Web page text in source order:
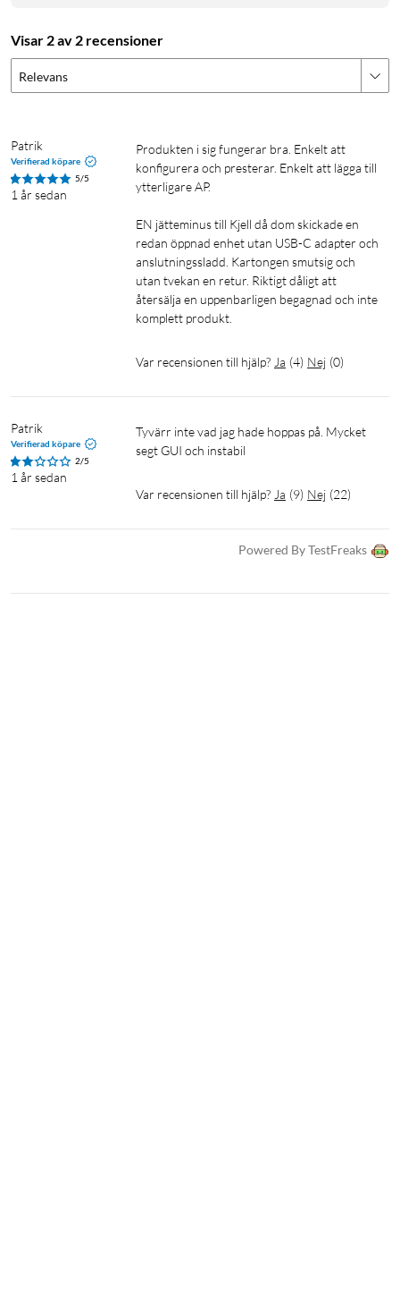
Zero wait DFS: Yes
Supported Data Rates
802.11g: 6, 9, 12, 18, 24, 36, 48, 54 Mbps
802.11n (WiFi 4): 6.5 Mbps to 300 Mbps (MCS0 - MCS15, HT
20/40)
NSS1/2, VHT 20/40/80/160)
802.11ax (WiFi 6): 7.3 Mbps to 2.4 Gbps (MCS0 - MCS11
NSS1/2, HE 20/40/80/160)
Application Requirements
Visar 2 av 2 recensioner
Relevans
Patrik
Verifierad köpare
5/5
1 år sedan
Produkten i sig fungerar bra. Enkelt att
konfigurera och presterar. Enkelt att lägga till
ytterligare AP.
EN jätteminus till Kjell då dom skickade en
redan öppnad enhet utan USB-C adapter och
anslutningssladd. Kartongen smutsig och
utan tvekan en retur. Riktigt dåligt att
återsälja en uppenbarligen begagnad och inte
komplett produkt.
Var recensionen till hjälp? Ja (4) Nej (0)
Patrik
Verifierad köpare
2/5
1 år sedan
Tyvärr inte vad jag hade hoppas på. Mycket
segt GUI och instabil
Var recensionen till hjälp? Ja (9) Nej (22)
Powered By TestFreaks